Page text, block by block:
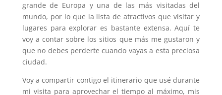
grande de Europa y una de las más visitadas del
mundo, por lo que la lista de atractivos que visitar y
lugares para explorar es bastante extensa. Aquí te
voy a contar sobre los sitios que más me gustaron y
que no debes perderte cuando vayas a esta preciosa
ciudad.
Voy a compartir contigo el itinerario que usé durante
mi visita para aprovechar el tiempo al máximo, mis